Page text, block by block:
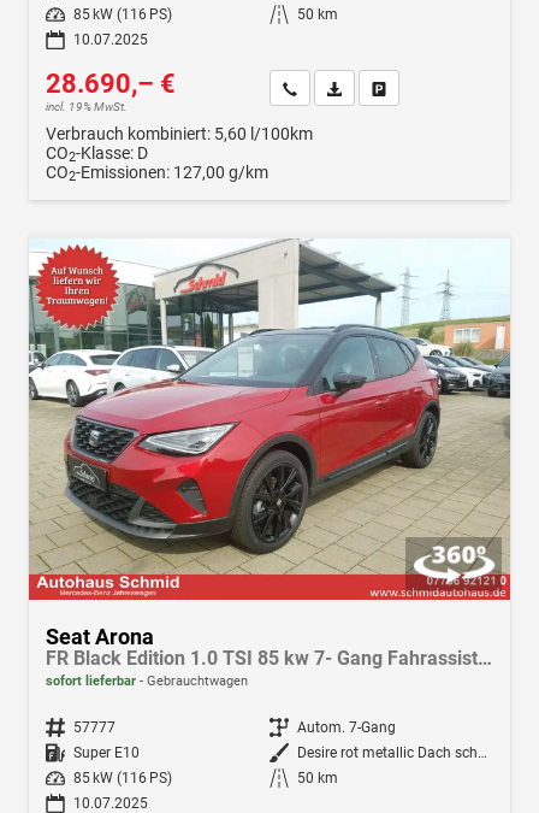
Leistung
85 kW (116 PS) Kilometerstand
50 km
10.07.2025
28.690,– €
incl. 19% MwSt.
Wir rufen Sie anFahrzeugexposé (PDF)
Verbrauch kombiniert: 5,60 l/100km
CO2-Klasse: D
CO2-Emissionen: 127,00 g/km
Seat Arona
FR Black Edition 1.0 TSI 85 kw 7- Gang Fahrassistenz-Paket, AHK, Navi, LED, Klima,Winterpak., Android Auto, Apple CarPlay
sofort lieferbar Gebrauchtwagen
Fahrzeugnr. 57777 Getriebe Autom. 7-Gang
Kraftstoff Super E10 Außenfarbe
Desire rot metallic Dach schwarz
Leistung
85 kW (116 PS) Kilometerstand
50 km
10.07.2025